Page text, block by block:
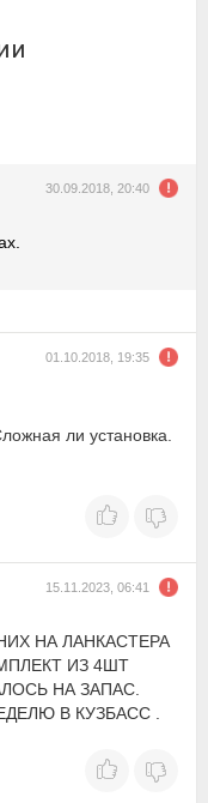
30.09.2018, 20:40
01.10.2018, 19:35
ли установка.
15.11.2023, 06:41
НА ЛАНКАСТЕРА
ИЗ 4ШТ
НА ЗАПАС.
В КУЗБАСС .